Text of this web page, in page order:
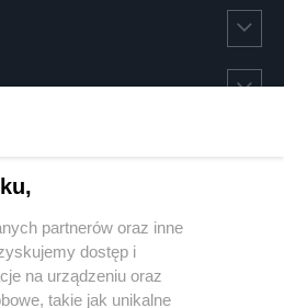
partnerów oraz inne
dostęp i
na urządzeniu oraz
takie jak unikalne